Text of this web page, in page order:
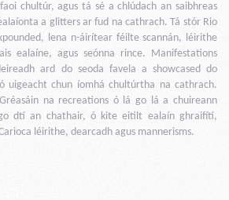
chultúr, agus tá sé a chlúdach an saibhreas
a glitters ar fud na cathrach. Tá stór Rio
lena n-áirítear féilte scannán, léirithe
ealaíne, agus seónna rince. Manifestations
ard do seoda favela a showcased do
uigeacht chun íomhá chultúrtha na cathrach.
na recreations ó lá go lá a chuireann
dtí an chathair, ó kite eitilt ealaín ghraifítí,
léirithe, dearcadh agus mannerisms.